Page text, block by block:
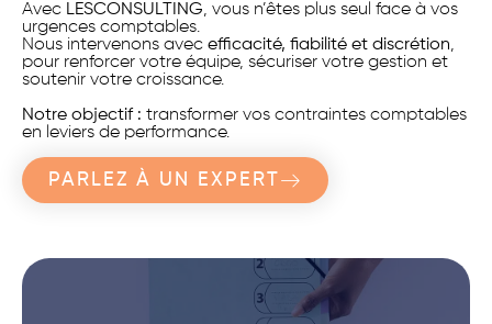
Avec LESCONSULTING, vous n’êtes plus seul face à vos
urgences comptables.
Nous intervenons avec efficacité, fiabilité et discrétion,
pour renforcer votre équipe, sécuriser votre gestion et
soutenir votre croissance.
Notre objectif : transformer vos contraintes comptables
en leviers de performance.
PARLEZ À UN EXPERT